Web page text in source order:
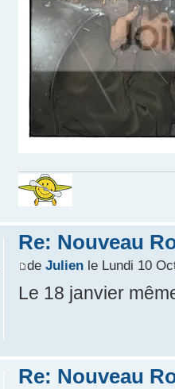
Re: Nouveau
de Julienle Lundi 10
Le 18 janvier
Re: Nouveau